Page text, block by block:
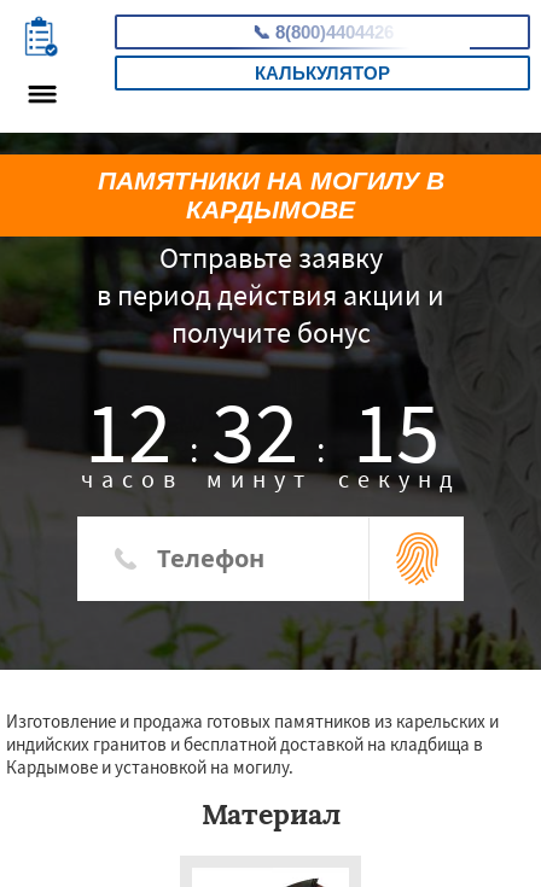
📞 8(800)4404426
КАЛЬКУЛЯТОР
Отправьте заявку
в период действия акции и
получите бонус
12 :
часов 32 :
минут 14
секунд
ПАМЯТНИКИ НА МОГИЛУ В
КАРДЫМОВЕ
Изготовление и продажа готовых памятников из карельских и
индийских гранитов и бесплатной доставкой на кладбища в
Кардымове и установкой на могилу.
Материал